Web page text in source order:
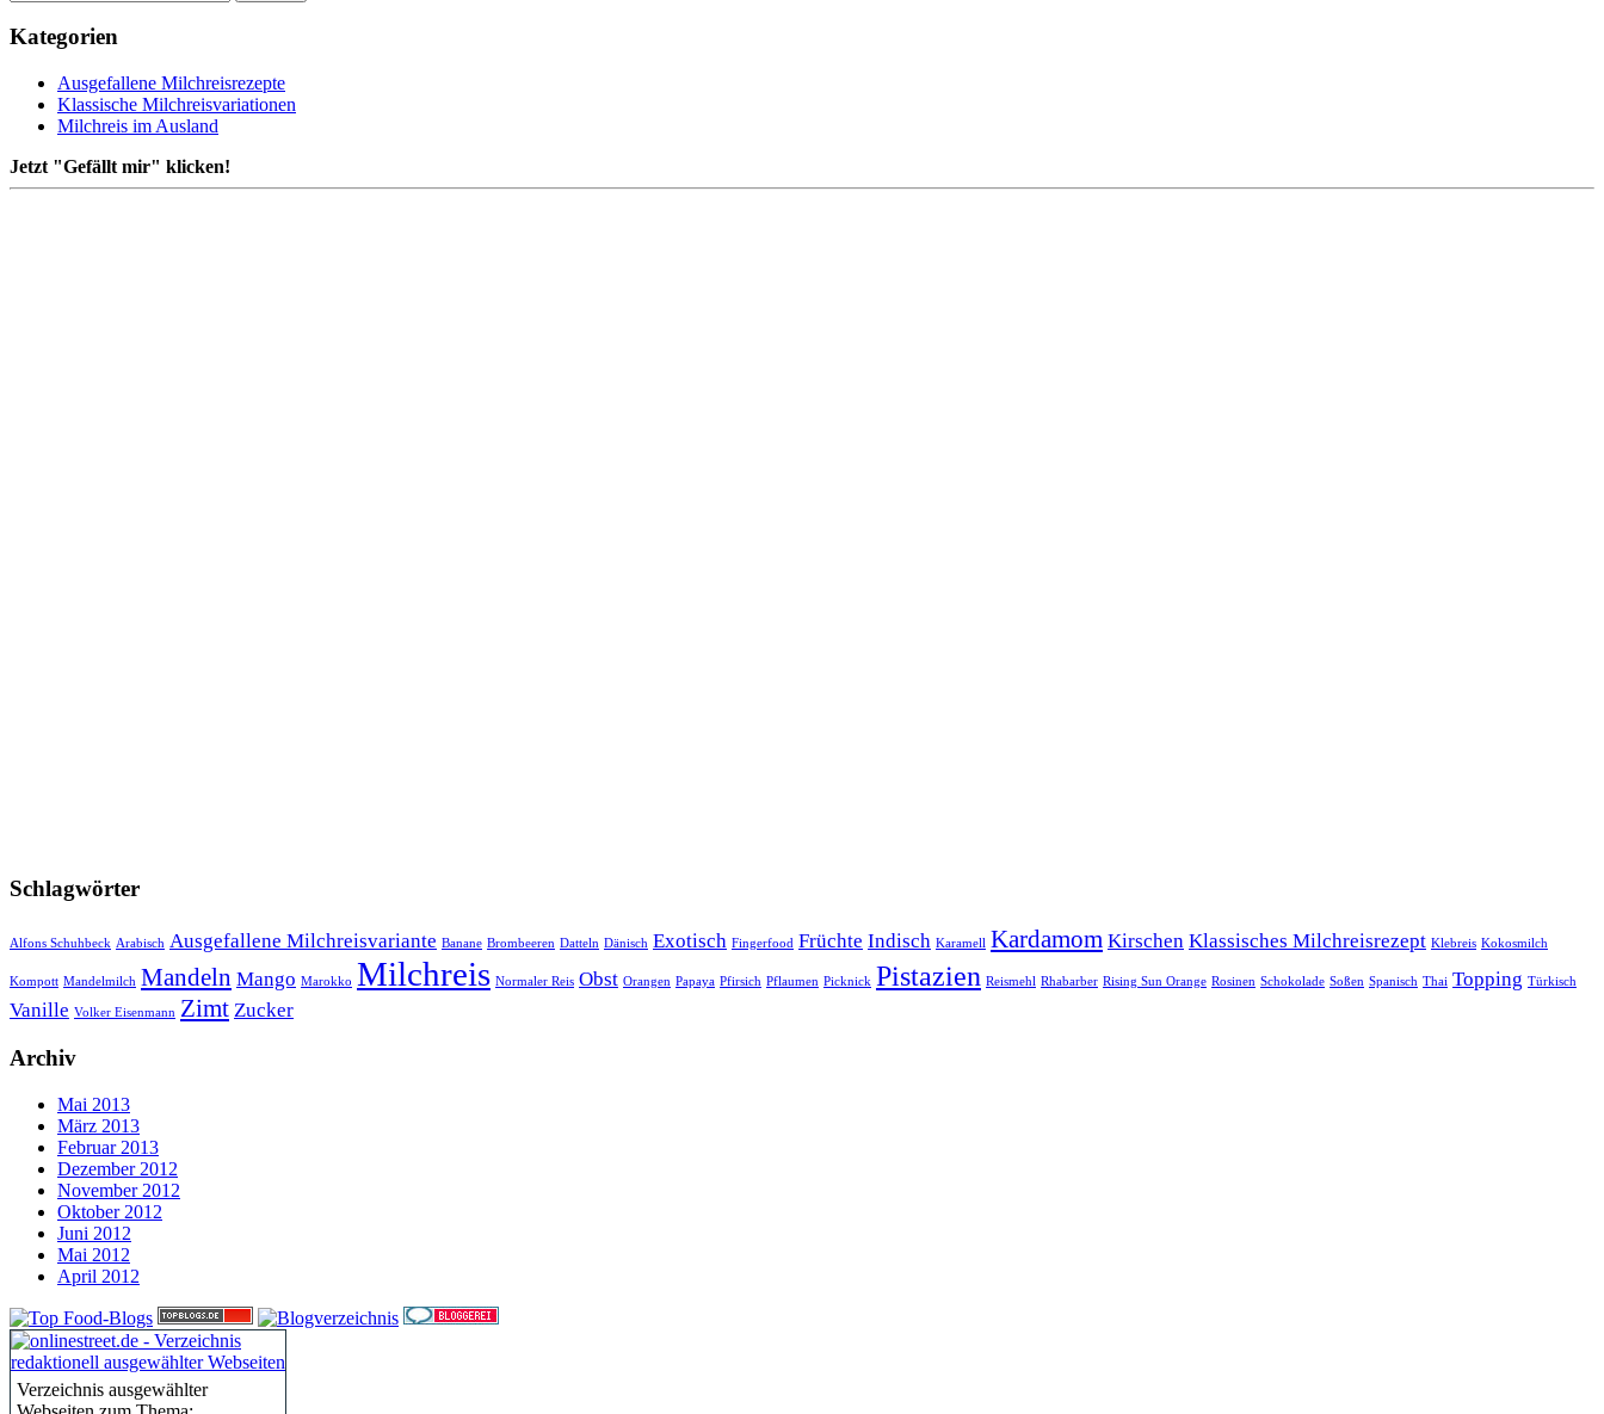
Kategorien
Ausgefallene Milchreisrezepte
Klassische Milchreisvariationen
Milchreis im Ausland
Jetzt "Gefällt mir" klicken!
Schlagwörter
Alfons Schuhbeck Arabisch Ausgefallene Milchreisvariante Banane Brombeeren Datteln Dänisch Exotisch Fingerfood Früchte Indisch Karamell Kardamom Kirschen Klassisches Milchreisrezept Klebreis Kokosmilch
Kompott Mandelmilch Mandeln Mango Marokko Milchreis Normaler Reis Obst Orangen Papaya Pfirsich Pflaumen Picknick Pistazien Reismehl Rhabarber Rising Sun Orange Rosinen Schokolade Soßen Spanisch Thai Topping Türkisch
Vanille Volker Eisenmann Zimt Zucker
Archiv
Mai 2013
März 2013
Februar 2013
Dezember 2012
November 2012
Oktober 2012
Juni 2012
Mai 2012
April 2012
Verzeichnis ausgewählter